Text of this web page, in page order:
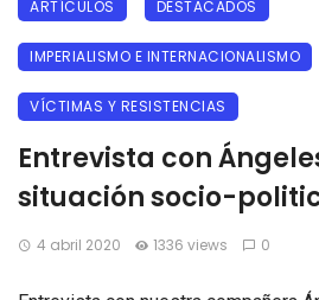
ARTÍCULOS DESTACADOS
IMPERIALISMO E INTERNACIONALISMO
VÍCTIMAS Y RESISTENCIAS
Entrevista con
situación socio-
4 abril 2020 1336 views 0